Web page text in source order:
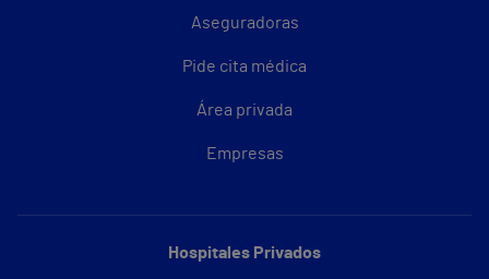
Aseguradoras
Pide cita médica
Área privada
Empresas
Hospitales Privados